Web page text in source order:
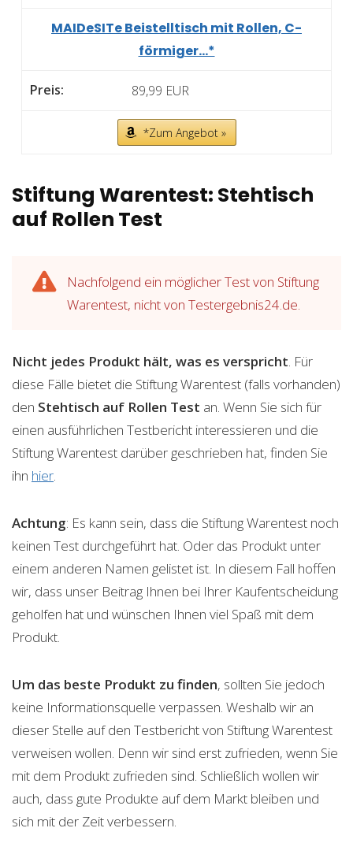
MAIDeSITe Beistelltisch mit Rollen, C-
förmiger...*
89,99 EUR
*Zum Angebot »
Stiftung Warentest: Stehtisch
auf Rollen Test
Nachfolgend ein möglicher Test von Stiftung
Warentest, nicht von Testergebnis24.de.
Nicht jedes Produkt hält, was es verspricht. Für
diese Fälle bietet die Stiftung Warentest (falls vorhanden)
den Stehtisch auf Rollen Test an. Wenn Sie sich für
einen ausführlichen Testbericht interessieren und die
Stiftung Warentest darüber geschrieben hat, finden Sie
ihn hier.
Achtung: Es kann sein, dass die Stiftung Warentest noch
keinen Test durchgeführt hat. Oder das Produkt unter
einem anderen Namen gelistet ist. In diesem Fall hoffen
wir, dass unser Beitrag Ihnen bei Ihrer Kaufentscheidung
geholfen hat und wünschen Ihnen viel Spaß mit dem
Produkt.
Um das beste Produkt zu finden, sollten Sie jedoch
keine Informationsquelle verpassen. Weshalb wir an
dieser Stelle auf den Testbericht von Stiftung Warentest
verweisen wollen. Denn wir sind erst zufrieden, wenn Sie
mit dem Produkt zufrieden sind. Schließlich wollen wir
auch, dass gute Produkte auf dem Markt bleiben und
sich mit der Zeit verbessern.